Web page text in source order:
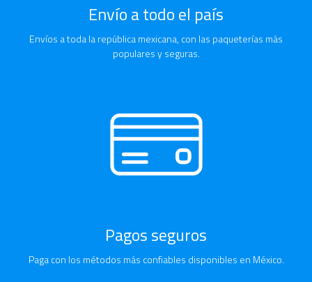
Envío a todo el país
Envíos a toda la república mexicana, con las paqueterías más
populares y seguras.
Pagos seguros
Paga con los métodos más confiables disponibles en México.